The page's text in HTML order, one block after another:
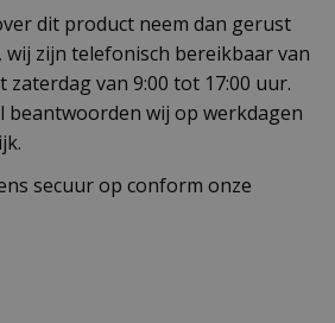
dit product neem dan gerust
zijn telefonisch bereikbaar van
zaterdag van 9:00 tot 17:00 uur.
beantwoorden wij op werkdagen
secuur op conform onze